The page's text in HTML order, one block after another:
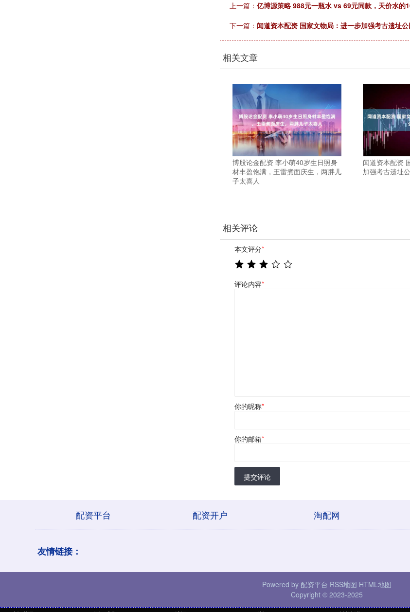
上一篇： 亿博源策略 988元一瓶水 vs 69元同款，天价水的
下一篇： 闻道资本配资 国家文物局：进一步加强考古遗址
相关文章
博股论金配资 李小萌40岁生日照身
材丰盈饱满，王雷煮面庆生，两胖儿
子太喜人
闻道资本配资
加强考古遗址
相关评论
本文评分*
评论内容*
你的昵称*
你的邮箱*
提交评论
配资平台 配资开户 淘配网
友情链接：
Powered by 配资平台 RSS地图 HTML地图
Copyright © 2023-2025